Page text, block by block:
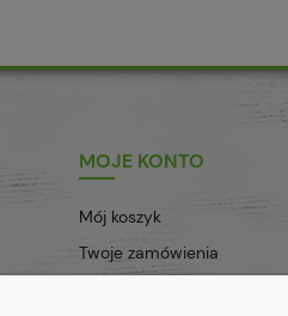
MOJE KONTO
Mój koszyk
Twoje zamówienia